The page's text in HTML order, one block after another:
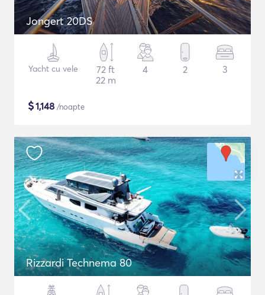
Jongert 20DS
Yacht cu vele
72 ft
22 m
4 2 3
$1,148 /noapte
Rizzardi Technema 80